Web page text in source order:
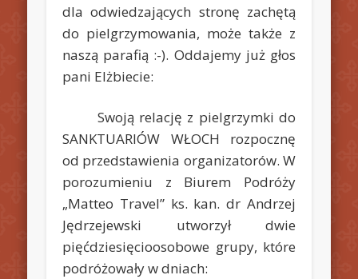
dla odwiedzających stronę zachętą
do pielgrzymowania, może także z
naszą parafią :-). Oddajemy już głos
pani Elżbiecie:
Swoją relację z pielgrzymki do
SANKTUARIÓW WŁOCH rozpocznę
od przedstawienia organizatorów. W
porozumieniu z Biurem Podróży
„Matteo Travel” ks. kan. dr Andrzej
Jędrzejewski utworzył dwie
pięćdziesięcioosobowe grupy, które
podróżowały w dniach: